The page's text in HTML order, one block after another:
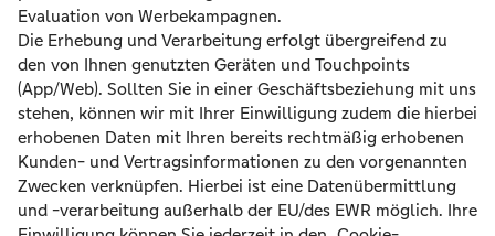
hat sich viel Zeit für uns genommen und alle
Fragen beantwortet.
Bewertung
Mehrfamilienhaus
Von Michael B.
Bei Hauskauf unverzichtbar. Termin zeitnah